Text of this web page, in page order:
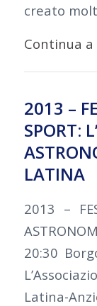
creato
Continua
2013 –
SPORT:
LATINA
2013 –
20:30
Latina-